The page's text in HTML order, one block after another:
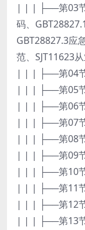
| | | ├──第03节
码、
GBT28827.3应
范、SJT11623
| | | ├──第04节
| | | ├──第05
| | | ├──第06节
| | | ├──第07
| | | ├──第08
| | | ├──第09
| | | ├──第10
| | | ├──第11
| | | ├──第12
| | | ├──第13